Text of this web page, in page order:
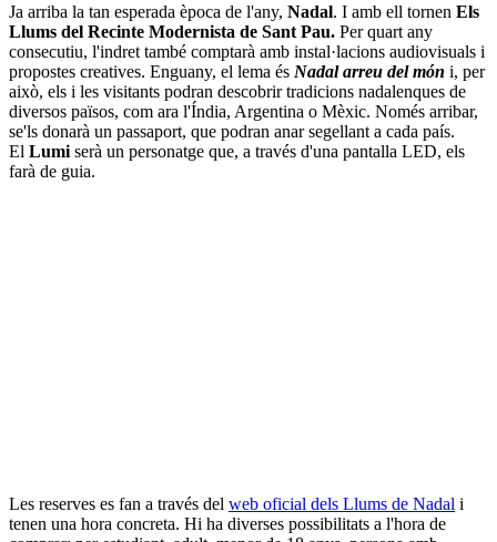
Ja arriba la tan esperada època de l'any, Nadal. I amb ell tornen Els
Llums del Recinte Modernista de Sant Pau. Per quart any
consecutiu, l'indret també comptarà amb instal·lacions audiovisuals i
propostes creatives. Enguany, el lema és Nadal arreu del món i, per
això, els i les visitants podran descobrir tradicions nadalenques de
diversos països, com ara l'Índia, Argentina o Mèxic. Només arribar,
se'ls donarà un passaport, que podran anar segellant a cada país.
El Lumi serà un personatge que, a través d'una pantalla LED, els
farà de guia.
Les reserves es fan a través del web oficial dels Llums de Nadal i
tenen una hora concreta. Hi ha diverses possibilitats a l'hora de